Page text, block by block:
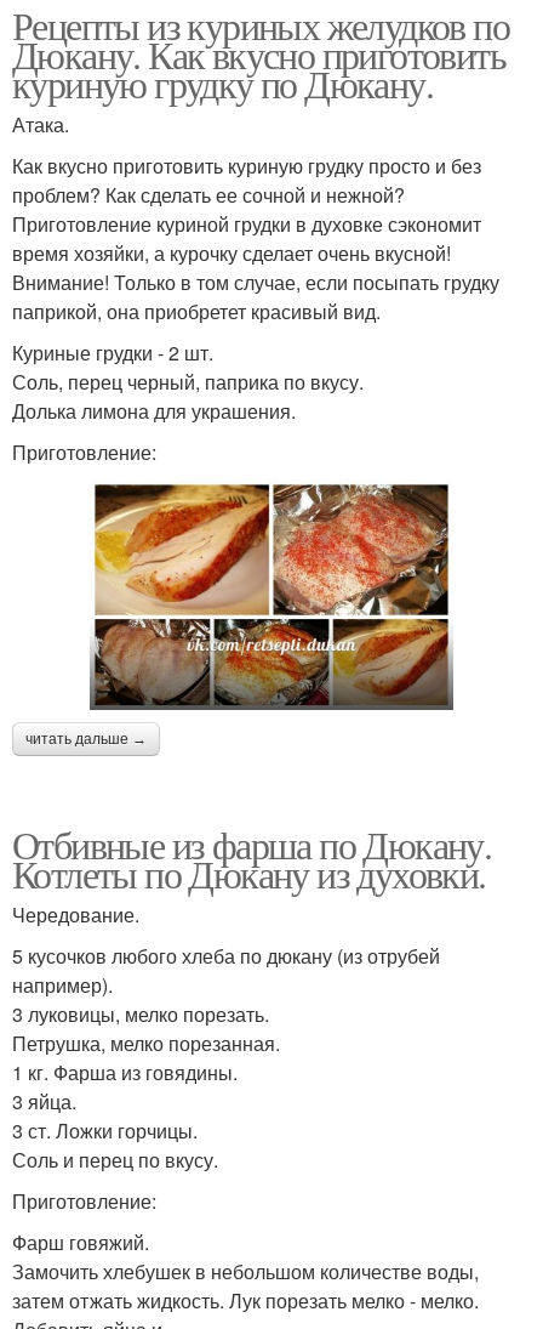
Рецепты из куриных желудков по
Дюкану. Как вкусно приготовить
куриную грудку по Дюкану.
Атака.
Как вкусно приготовить куриную грудку просто и без
проблем? Как сделать ее сочной и нежной?
Приготовление куриной грудки в духовке сэкономит
время хозяйки, а курочку сделает очень вкусной!
Внимание! Только в том случае, если посыпать грудку
паприкой, она приобретет красивый вид.
Куриные грудки - 2 шт.
Соль, перец черный, паприка по вкусу.
Долька лимона для украшения.
Приготовление:
читать дальше →
Отбивные из фарша по Дюкану.
Котлеты по Дюкану из духовки.
Чередование.
5 кусочков любого хлеба по дюкану (из отрубей
например).
3 луковицы, мелко порезать.
Петрушка, мелко порезанная.
1 кг. Фарша из говядины.
3 яйца.
3 ст. Ложки горчицы.
Соль и перец по вкусу.
Приготовление:
Фарш говяжий.
Замочить хлебушек в небольшом количестве воды,
затем отжать жидкость. Лук порезать мелко - мелко.